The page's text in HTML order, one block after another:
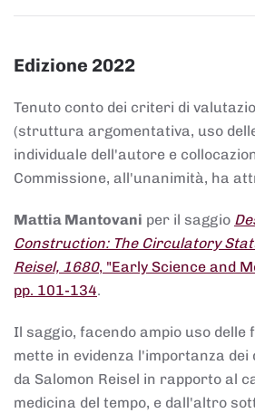
Edizione 2022
Tenuto conto dei criteri di
(struttura argomentativa, uso
individuale dell'autore e
Commissione, all'unanimità, ha
Mattia Mantovani per il saggio
Construction: The Circulatory
Reisel, 1680, "Early Science and
pp. 101-134.
Il saggio, facendo ampio uso delle
mette in evidenza l'importanza
da Salomon Reisel in rapporto al
medicina del tempo, e dall'altro